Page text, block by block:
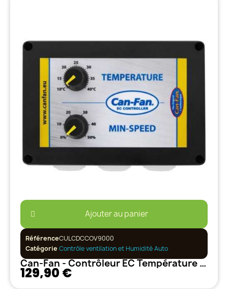
Ajouter au panier
RéférenceCULCDCCOV9000
Catégorie Contrôle ventilation et Humidité Auto
Can-Fan - Contrôleur EC Température et vitesse minimum
129,90 €